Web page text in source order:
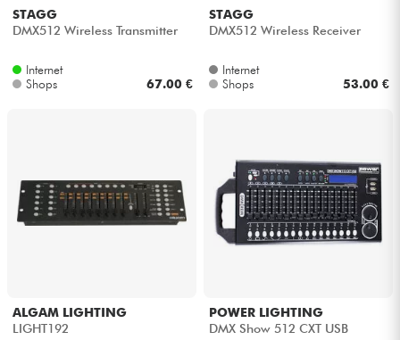
Kinder
Kabel & Zubehöre
Bundle
Sehen Sie sich unsere Marken an
STAGG
DMX512 Wireless Transmitter
Internet
Shops
67.00 €
STAGG
DMX512 Wireless Receiver
Internet
Shops
53.00 €
ALGAM LIGHTING
LIGHT192
POWER LIGHTING
DMX Show 512 CXT USB